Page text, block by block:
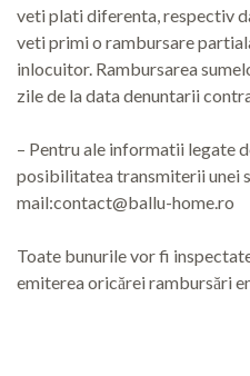
veti plati diferenta, respectiv
veti primi o rambursare
inlocuitor. Rambursarea
zile de la data denuntarii
– Pentru ale informatii legate
posibilitatea transmiterii unei
mail:contact@ballu-home.ro
Toate bunurile vor fi
emiterea oricărei rambursări